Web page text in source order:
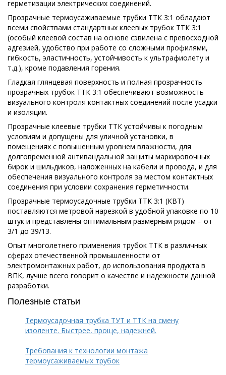
герметизации электрических соединений.
Прозрачные термоусаживаемые трубки ТТК 3:1 обладают
всеми свойствами стандартных клеевых трубок ТТК 3:1
(особый клеевой состав на основе сэвилена с превосходной
адгезией, удобство при работе со сложными профилями,
гибкость, эластичность, устойчивость к ультрафиолету и
т.д.), кроме подавления горения.
Гладкая глянцевая поверхность и полная прозрачность
прозрачных трубок ТТК 3:1 обеспечивают возможность
визуального контроля контактных соединений после усадки
и изоляции.
Прозрачные клеевые трубки ТТК устойчивы к погодным
условиям и допущены для уличной установки, в
помещениях с повышенным уровнем влажности, для
долговременной антивандальной защиты маркировочных
бирок и шильдиков, наложенных на кабели и провода, и для
обеспечения визуального контроля за местом контактных
соединения при условии сохранения герметичности.
Прозрачные термоусадочные трубки ТТК 3:1 (КВТ)
поставляются метровой нарезкой в удобной упаковке по 10
штук и представлены оптимальным размерным рядом – от
3/1 до 39/13.
Опыт многолетнего применения трубок ТТК в различных
сферах отечественной промышленности от
электромонтажных работ, до использования продукта в
ВПК, лучше всего говорит о качестве и надежности данной
разработки.
Полезные статьи
Термоусадочная трубка ТУТ и ТТК на смену
изоленте. Быстрее, проще, надежней.
Требования к технологии монтажа
термоусаживаемых трубок